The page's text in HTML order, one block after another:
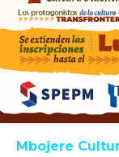
Mbojere